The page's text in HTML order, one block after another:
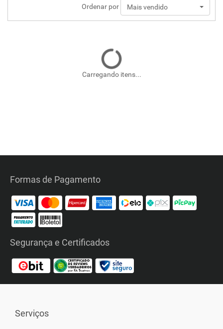
Ordenar por Mais vendido
Carregando itens...
Formas de Pagamento
Segurança e Certificados
Serviços